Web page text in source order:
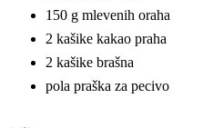
150 g mlevenih oraha
2 kašike kakao praha
2 kašike brašna
pola praška za pecivo